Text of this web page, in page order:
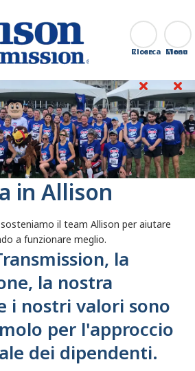
Ricerca
Close
in Allison
il team Allison per aiutare
a funzionare meglio.
la
la nostra
i nostri valori sono
per l'approccio
dei dipendenti.